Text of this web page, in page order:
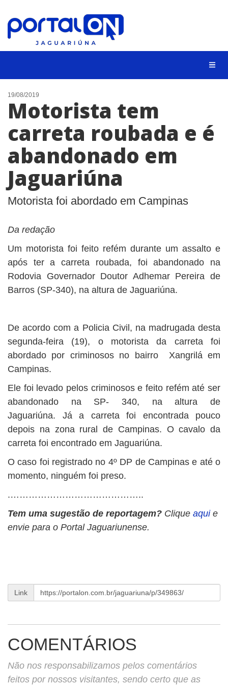
NOTÍCIAS
LISTA DIGITAL
CONTATO
ANUNCIE
19/08/2019
Motorista tem
carreta roubada e é
abandonado em
Jaguariúna
Motorista foi abordado em Campinas
Da redação
Um motorista foi feito refém durante um assalto e
após ter a carreta roubada, foi abandonado na
Rodovia Governador Doutor Adhemar Pereira de
Barros (SP-340), na altura de Jaguariúna.
De acordo com a Policia Civil, na madrugada desta
segunda-feira (19), o motorista da carreta foi
abordado por criminosos no bairro Xangrilá em
Campinas.
Ele foi levado pelos criminosos e feito refém até ser
abandonado na SP- 340, na altura de
Jaguariúna. Já a carreta foi encontrada pouco
depois na zona rural de Campinas. O cavalo da
carreta foi encontrado em Jaguariúna.
O caso foi registrado no 4º DP de Campinas e até o
momento, ninguém foi preso.
.……………………………………..
Tem uma sugestão de reportagem? Clique aqui e
envie para o Portal Jaguariunense.
Link
COMENTÁRIOS
Não nos responsabilizamos pelos comentários
feitos por nossos visitantes, sendo certo que as